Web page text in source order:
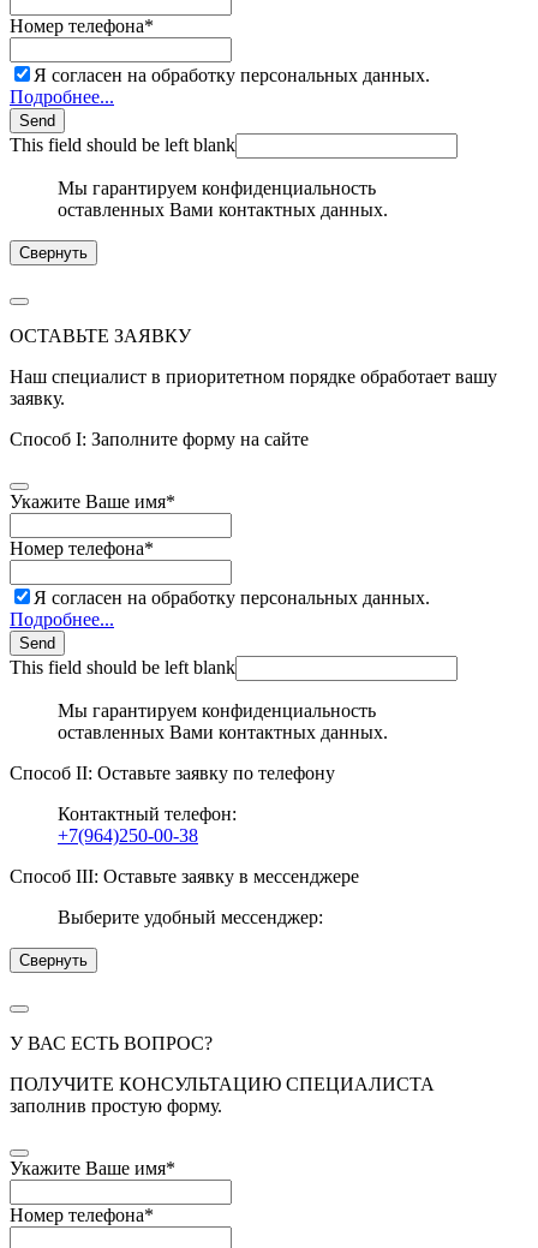
Номер телефона*
Я согласен на обработку персональных данных.
Подробнее...
Send
This field should be left blank
Мы гарантируем конфиденциальность
оставленных Вами контактных данных.
Свернуть
ОСТАВЬТЕ ЗАЯВКУ
Наш специалист в приоритетном порядке обработает вашу
заявку.
Способ I: Заполните форму на сайте
Укажите Ваше имя*
Номер телефона*
Я согласен на обработку персональных данных.
Подробнее...
Send
This field should be left blank
Мы гарантируем конфиденциальность
оставленных Вами контактных данных.
Способ II: Оставьте заявку по телефону
Контактный телефон:
+7(964)250-00-38
Способ III: Оставьте заявку в мессенджере
Выберите удобный мессенджер:
Свернуть
У ВАС ЕСТЬ ВОПРОС?
ПОЛУЧИТЕ КОНСУЛЬТАЦИЮ СПЕЦИАЛИСТА
заполнив простую форму.
Укажите Ваше имя*
Номер телефона*